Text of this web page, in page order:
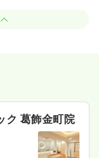
ク 葛飾金町院